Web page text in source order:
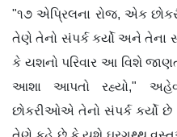
"૧૭ એપ્રિલના રોજ, એક
તેણે તેનો સંપર્ક કર્યો અને તેના
કે યશનો પરિવાર આ વિશે
આશા આપતો રહ્યો,"
છોકરીઓએ તેનો સંપર્ક કર્યો